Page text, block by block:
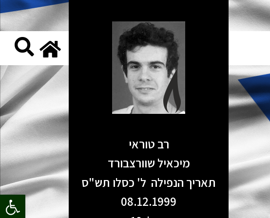
פתח
רב טוראי
מיכאיל שוורצבורד
תאריך הנפילה ל' כסלו תש"ס
08.12.1999